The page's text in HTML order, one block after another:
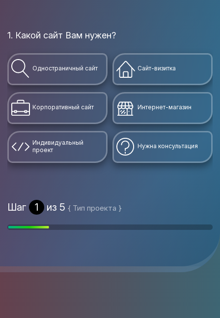
1. Какой сайт Вам нужен?
Одностраничный сайт Сайт-визитка
Корпоративный сайт Интернет-магазин
Индивидуальный
проект
Нужна консультация
Шаг 1 из 5 { Тип проекта }